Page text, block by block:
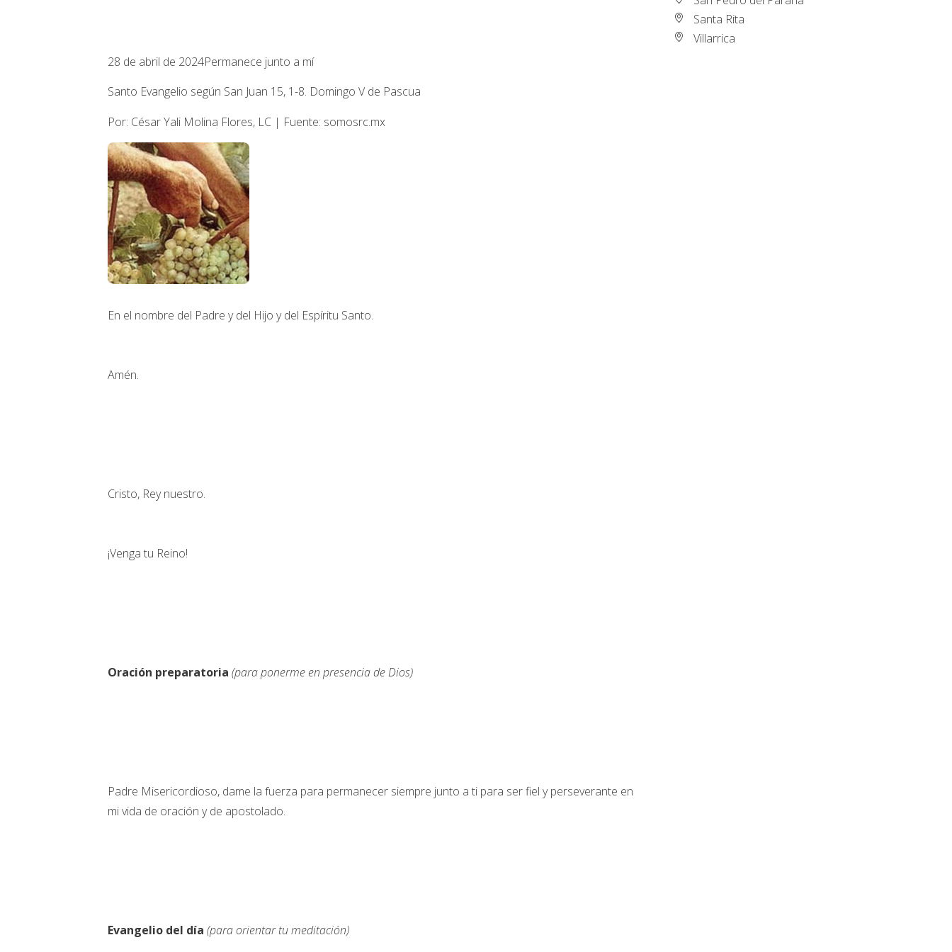
28 de abril de 2024Permanece junto a mí
Santo Evangelio según San Juan 15, 1-8. Domingo V de Pascua
Por: César Yali Molina Flores, LC | Fuente: somosrc.mx
En el nombre del Padre y del Hijo y del Espíritu Santo.
Amén.
Cristo, Rey nuestro.
¡Venga tu Reino!
Oración preparatoria (para ponerme en presencia de Dios)
Padre Misericordioso, dame la fuerza para permanecer siempre junto a ti para ser fiel y perseverante en
mi vida de oración y de apostolado.
Evangelio del día (para orientar tu meditación)
Santa Rita
Villarrica